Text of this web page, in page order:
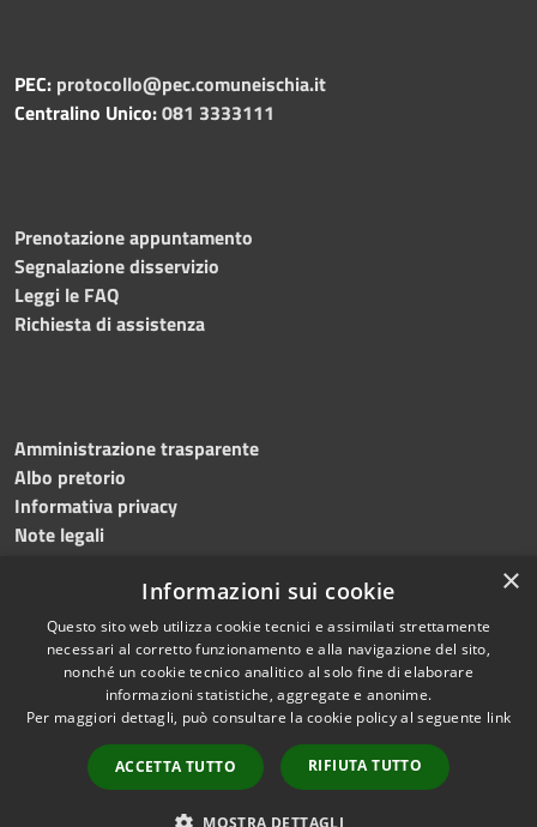
PEC: protocollo@pec.comuneischia.it
Centralino Unico:081 3333111
Prenotazione appuntamento
Segnalazione disservizio
Leggi le FAQ
Richiesta di assistenza
Amministrazione trasparente
Albo pretorio
Informativa privacy
Note legali
Obiettivi accessibilità 2026
RSS
Accessibilità
Copyright © 2026 • Comune di
Ischia • Powered by
Municipium•
Accesso
redazione
×
Informazioni sui cookie
Questo sito web utilizza cookie tecnici e assimilati strettamente
necessari al corretto funzionamento e alla navigazione del sito,
nonché un cookie tecnico analitico al solo fine di elaborare
informazioni statistiche, aggregate e anonime.
Per maggiori dettagli, può consultare la cookie policy al seguente link
ACCETTA TUTTO RIFIUTA TUTTO
MOSTRA DETTAGLI